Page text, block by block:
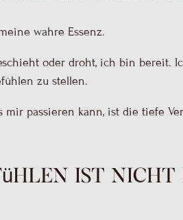
wahre Essenz.
oder droht, ich bin bereit.
zu stellen.
mir passieren kann, ist die tiefe
ist